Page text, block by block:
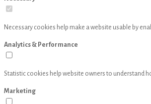
Necessary cookies help make a website usable by
Analytics & Performance
Statistic cookies help website owners to understand
Marketing